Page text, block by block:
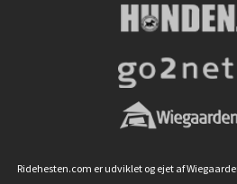
Ridehesten.com er udviklet og ejet af